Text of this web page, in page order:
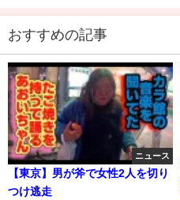
おすすめの記事
ニュース
【東京】男が斧で女性2人を切り
つけ逃走